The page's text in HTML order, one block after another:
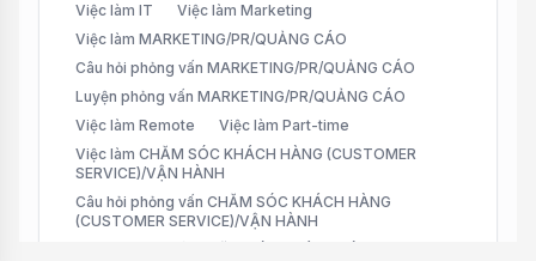
Việc làm IT
Việc làm Marketing
Việc làm MARKETING/PR/QUẢNG CÁO
Câu hỏi phỏng vấn MARKETING/PR/QUẢNG CÁO
Luyện phỏng vấn MARKETING/PR/QUẢNG CÁO
Việc làm Remote
Việc làm Part-time
Việc làm CHĂM SÓC KHÁCH HÀNG (CUSTOMER
SERVICE)/VẬN HÀNH
Câu hỏi phỏng vấn CHĂM SÓC KHÁCH HÀNG
(CUSTOMER SERVICE)/VẬN HÀNH